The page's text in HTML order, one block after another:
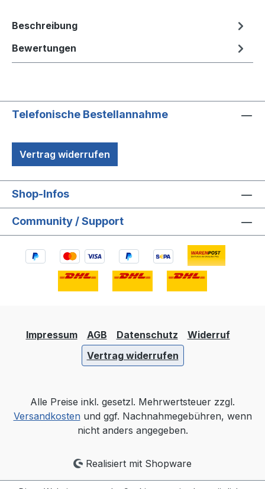
Beschreibung
Bewertungen
Telefonische Bestellannahme
Vertrag widerrufen
Shop-Infos
Community / Support
Impressum AGB Datenschutz
Widerruf
Vertrag widerrufen
Alle Preise inkl. gesetzl. Mehrwertsteuer zzgl.
Versandkostenund ggf. Nachnahmegebühren, wenn
nicht anders angegeben.
Realisiert mit Shopware